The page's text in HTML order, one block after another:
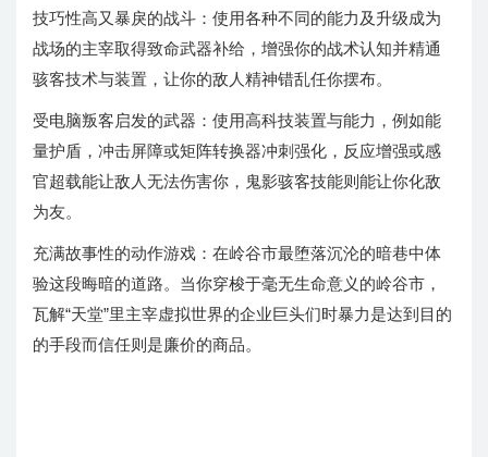
技巧性高又暴戾的战斗：使用各种不同的能力及升级成为
战场的主宰取得致命武器补给，增强你的战术认知并精通
骇客技术与装置，让你的敌人精神错乱任你摆布。
受电脑叛客启发的武器：使用高科技装置与能力，例如能
量护盾，冲击屏障或矩阵转换器冲刺强化，反应增强或感
官超载能让敌人无法伤害你，鬼影骇客技能则能让你化敌
为友。
充满故事性的动作游戏：在岭谷市最堕落沉沦的暗巷中体
验这段晦暗的道路。当你穿梭于毫无生命意义的岭谷市，
瓦解“天堂”里主宰虚拟世界的企业巨头们时暴力是达到目的
的手段而信任则是廉价的商品。